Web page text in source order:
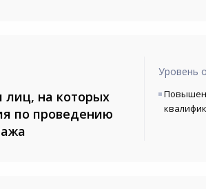
лиц, на которых
по проведению
Уровень